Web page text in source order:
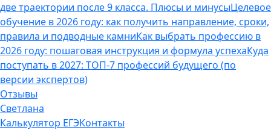
две траектории после 9 класса. Плюсы и минусыЦелевое
обучение в 2026 году: как получить направление, сроки,
правила и подводные камниКак выбрать профессию в
2026 году: пошаговая инструкция и формула успехаКуда
поступать в 2027: ТОП-7 профессий будущего (по
версии экспертов)
Отзывы
Светлана
Калькулятор ЕГЭКонтакты